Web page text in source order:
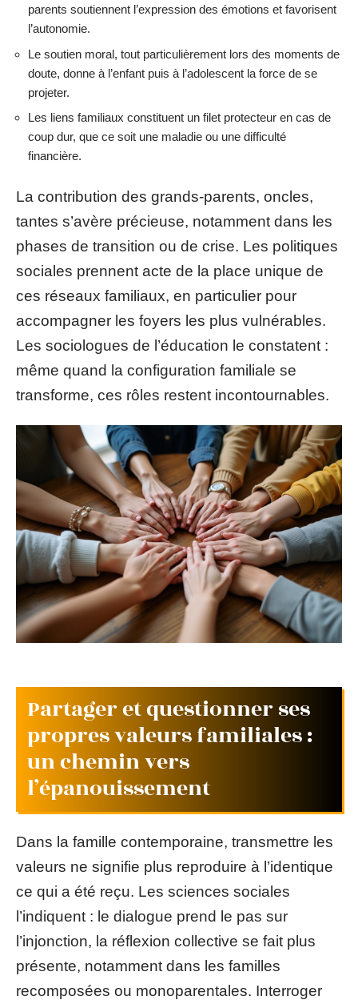
parents soutiennent l’expression des émotions et favorisent
l’autonomie.
Le soutien moral, tout particulièrement lors des moments de
doute, donne à l’enfant puis à l’adolescent la force de se
projeter.
Les liens familiaux constituent un filet protecteur en cas de
coup dur, que ce soit une maladie ou une difficulté
financière.
La contribution des grands-parents, oncles,
tantes s’avère précieuse, notamment dans les
phases de transition ou de crise. Les politiques
sociales prennent acte de la place unique de
ces réseaux familiaux, en particulier pour
accompagner les foyers les plus vulnérables.
Les sociologues de l’éducation le constatent :
même quand la configuration familiale se
transforme, ces rôles restent incontournables.
Partager et questionner ses
propres valeurs familiales :
un chemin vers
l’épanouissement
Dans la famille contemporaine, transmettre les
valeurs ne signifie plus reproduire à l’identique
ce qui a été reçu. Les sciences sociales
l’indiquent : le dialogue prend le pas sur
l’injonction, la réflexion collective se fait plus
présente, notamment dans les familles
recomposées ou monoparentales. Interroger